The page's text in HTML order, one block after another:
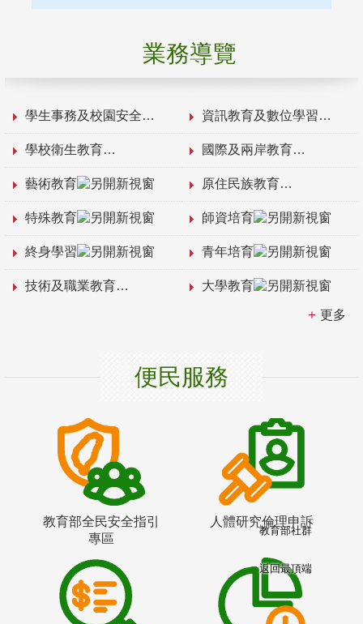
業務導覽
學生事務及校園安全 資訊教育及數位學習
學校衛生教育 國際及兩岸教育
藝術教育 原住民族教育
特殊教育 師資培育
終身學習 青年培育
技術及職業教育 大學教育
更多
便民服務
教育部全民安全指引
專區
人體研究倫理申訴
教育部社群
返回最頂端